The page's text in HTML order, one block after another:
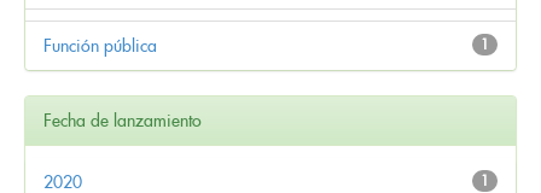
1
Función pública
Fecha de lanzamiento
1
2020